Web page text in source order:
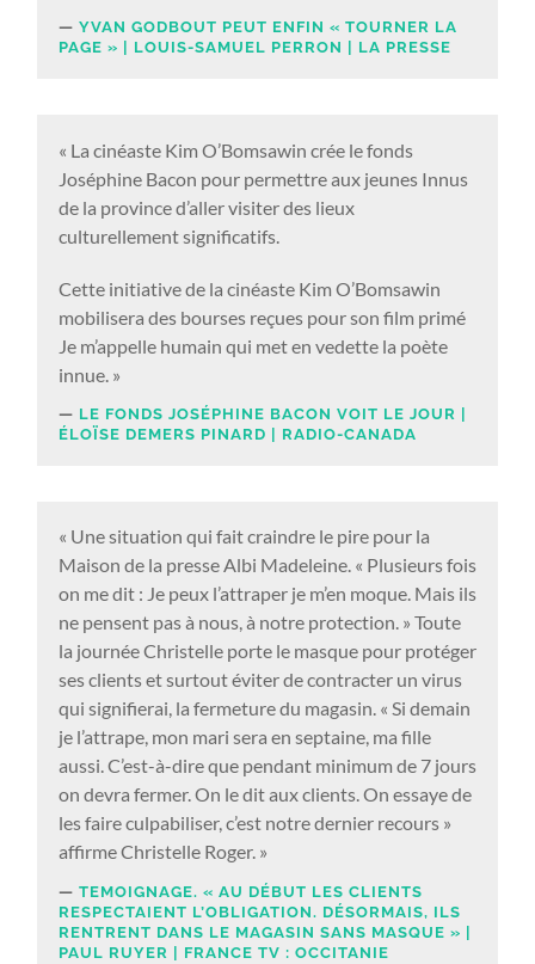
YVAN GODBOUT PEUT ENFIN « TOURNER LA
PAGE » | LOUIS-SAMUEL PERRON | LA PRESSE
« La cinéaste Kim O’Bomsawin crée le fonds
Joséphine Bacon pour permettre aux jeunes Innus
de la province d’aller visiter des lieux
culturellement significatifs.
Cette initiative de la cinéaste Kim O’Bomsawin
mobilisera des bourses reçues pour son film primé
Je m’appelle humain qui met en vedette la poète
innue. »
LE FONDS JOSÉPHINE BACON VOIT LE JOUR |
ÉLOÏSE DEMERS PINARD | RADIO-CANADA
« Une situation qui fait craindre le pire pour la
Maison de la presse Albi Madeleine. « Plusieurs fois
on me dit : Je peux l’attraper je m’en moque. Mais ils
ne pensent pas à nous, à notre protection. » Toute
la journée Christelle porte le masque pour protéger
ses clients et surtout éviter de contracter un virus
qui signifierai, la fermeture du magasin. « Si demain
je l’attrape, mon mari sera en septaine, ma fille
aussi. C’est-à-dire que pendant minimum de 7 jours
on devra fermer. On le dit aux clients. On essaye de
les faire culpabiliser, c’est notre dernier recours »
affirme Christelle Roger. »
TEMOIGNAGE. « AU DÉBUT LES CLIENTS
RESPECTAIENT L’OBLIGATION. DÉSORMAIS, ILS
RENTRENT DANS LE MAGASIN SANS MASQUE » |
PAUL RUYER | FRANCE TV : OCCITANIE